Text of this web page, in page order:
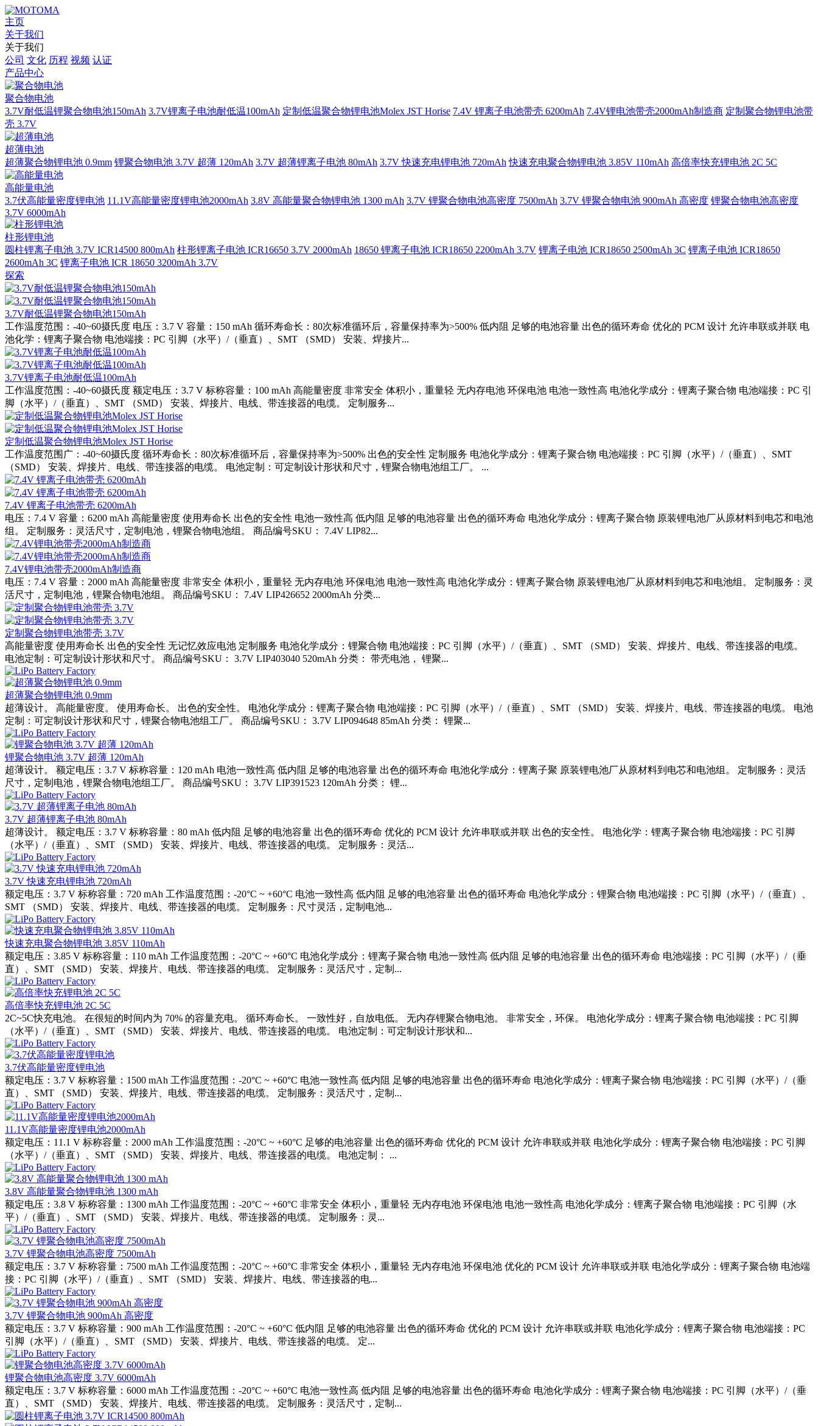
主页
关于我们
关于我们
公司 文化 历程 视频 认证
产品中心
聚合物电池
3.7V耐低温锂聚合物电池150mAh 3.7V锂离子电池耐低温100mAh 定制低温聚合物锂电池Molex JST Horise 7.4V 锂离子电池带壳 6200mAh 7.4V锂电池带壳2000mAh制造商 定制聚合物锂电池带
壳 3.7V
超薄电池
超薄聚合物锂电池 0.9mm 锂聚合物电池 3.7V 超薄 120mAh 3.7V 超薄锂离子电池 80mAh 3.7V 快速充电锂电池 720mAh 快速充电聚合物锂电池 3.85V 110mAh 高倍率快充锂电池 2C 5C
高能量电池
3.7伏高能量密度锂电池 11.1V高能量密度锂电池2000mAh 3.8V 高能量聚合物锂电池 1300 mAh 3.7V 锂聚合物电池高密度 7500mAh 3.7V 锂聚合物电池 900mAh 高密度 锂聚合物电池高密度
3.7V 6000mAh
柱形锂电池
圆柱锂离子电池 3.7V ICR14500 800mAh 柱形锂离子电池 ICR16650 3.7V 2000mAh 18650 锂离子电池 ICR18650 2200mAh 3.7V 锂离子电池 ICR18650 2500mAh 3C 锂离子电池 ICR18650
2600mAh 3C 锂离子电池 ICR 18650 3200mAh 3.7V
探索
3.7V耐低温锂聚合物电池150mAh
工作温度范围：-40~60摄氏度 电压：3.7 V 容量：150 mAh 循环寿命长：80次标准循环后，容量保持率为>500% 低内阻 足够的电池容量 出色的循环寿命 优化的 PCM 设计 允许串联或并联 电
池化学：锂离子聚合物 电池端接：PC 引脚（水平）/（垂直）、SMT （SMD） 安装、焊接片...
3.7V锂离子电池耐低温100mAh
工作温度范围：-40~60摄氏度 额定电压：3.7 V 标称容量：100 mAh 高能量密度 非常安全 体积小，重量轻 无内存电池 环保电池 电池一致性高 电池化学成分：锂离子聚合物 电池端接：PC 引
脚（水平）/（垂直）、SMT （SMD） 安装、焊接片、电线、带连接器的电缆。 定制服务...
定制低温聚合物锂电池Molex JST Horise
工作温度范围广：-40~60摄氏度 循环寿命长：80次标准循环后，容量保持率为>500% 出色的安全性 定制服务 电池化学成分：锂离子聚合物 电池端接：PC 引脚（水平）/（垂直）、SMT
（SMD） 安装、焊接片、电线、带连接器的电缆。 电池定制：可定制设计形状和尺寸，锂聚合物电池组工厂。 ...
7.4V 锂离子电池带壳 6200mAh
电压：7.4 V 容量：6200 mAh 高能量密度 使用寿命长 出色的安全性 电池一致性高 低内阻 足够的电池容量 出色的循环寿命 电池化学成分：锂离子聚合物 原装锂电池厂从原材料到电芯和电池
组。 定制服务：灵活尺寸，定制电池，锂聚合物电池组。 商品编号SKU： 7.4V LIP82...
7.4V锂电池带壳2000mAh制造商
电压：7.4 V 容量：2000 mAh 高能量密度 非常安全 体积小，重量轻 无内存电池 环保电池 电池一致性高 电池化学成分：锂离子聚合物 原装锂电池厂从原材料到电芯和电池组。 定制服务：灵
活尺寸，定制电池，锂聚合物电池组。 商品编号SKU： 7.4V LIP426652 2000mAh 分类...
定制聚合物锂电池带壳 3.7V
高能量密度 使用寿命长 出色的安全性 无记忆效应电池 定制服务 电池化学成分：锂聚合物 电池端接：PC 引脚（水平）/（垂直）、SMT （SMD） 安装、焊接片、电线、带连接器的电缆。
电池定制：可定制设计形状和尺寸。 商品编号SKU： 3.7V LIP403040 520mAh 分类： 带壳电池， 锂聚...
超薄聚合物锂电池 0.9mm
超薄设计。 高能量密度。 使用寿命长。 出色的安全性。 电池化学成分：锂离子聚合物 电池端接：PC 引脚（水平）/（垂直）、SMT （SMD） 安装、焊接片、电线、带连接器的电缆。 电池
定制：可定制设计形状和尺寸，锂聚合物电池组工厂。 商品编号SKU： 3.7V LIP094648 85mAh 分类： 锂聚...
锂聚合物电池 3.7V 超薄 120mAh
超薄设计。 额定电压：3.7 V 标称容量：120 mAh 电池一致性高 低内阻 足够的电池容量 出色的循环寿命 电池化学成分：锂离子聚 原装锂电池厂从原材料到电芯和电池组。 定制服务：灵活
尺寸，定制电池，锂聚合物电池组工厂。 商品编号SKU： 3.7V LIP391523 120mAh 分类： 锂...
3.7V 超薄锂离子电池 80mAh
超薄设计。 额定电压：3.7 V 标称容量：80 mAh 低内阻 足够的电池容量 出色的循环寿命 优化的 PCM 设计 允许串联或并联 出色的安全性。 电池化学：锂离子聚合物 电池端接：PC 引脚
（水平）/（垂直）、SMT （SMD） 安装、焊接片、电线、带连接器的电缆。 定制服务：灵活...
3.7V 快速充电锂电池 720mAh
额定电压：3.7 V 标称容量：720 mAh 工作温度范围：-20°C ~ +60°C 电池一致性高 低内阻 足够的电池容量 出色的循环寿命 电池化学成分：锂聚合物 电池端接：PC 引脚（水平）/（垂直）、
SMT （SMD） 安装、焊接片、电线、带连接器的电缆。 定制服务：尺寸灵活，定制电池...
快速充电聚合物锂电池 3.85V 110mAh
额定电压：3.85 V 标称容量：110 mAh 工作温度范围：-20°C ~ +60°C 电池化学成分：锂离子聚合物 电池一致性高 低内阻 足够的电池容量 出色的循环寿命 电池端接：PC 引脚（水平）/（垂
直）、SMT （SMD） 安装、焊接片、电线、带连接器的电缆。 定制服务：灵活尺寸，定制...
高倍率快充锂电池 2C 5C
2C~5C快充电池。 在很短的时间内为 70% 的容量充电。 循环寿命长。 一致性好，自放电低。 无内存锂聚合物电池。 非常安全，环保。 电池化学成分：锂离子聚合物 电池端接：PC 引脚
（水平）/（垂直）、SMT （SMD） 安装、焊接片、电线、带连接器的电缆。 电池定制：可定制设计形状和...
3.7伏高能量密度锂电池
额定电压：3.7 V 标称容量：1500 mAh 工作温度范围：-20°C ~ +60°C 电池一致性高 低内阻 足够的电池容量 出色的循环寿命 电池化学成分：锂离子聚合物 电池端接：PC 引脚（水平）/（垂
直）、SMT （SMD） 安装、焊接片、电线、带连接器的电缆。 定制服务：灵活尺寸，定制...
11.1V高能量密度锂电池2000mAh
额定电压：11.1 V 标称容量：2000 mAh 工作温度范围：-20°C ~ +60°C 足够的电池容量 出色的循环寿命 优化的 PCM 设计 允许串联或并联 电池化学成分：锂离子聚合物 电池端接：PC 引脚
（水平）/（垂直）、SMT （SMD） 安装、焊接片、电线、带连接器的电缆。 电池定制： ...
3.8V 高能量聚合物锂电池 1300 mAh
额定电压：3.8 V 标称容量：1300 mAh 工作温度范围：-20°C ~ +60°C 非常安全 体积小，重量轻 无内存电池 环保电池 电池一致性高 电池化学成分：锂离子聚合物 电池端接：PC 引脚（水
平）/（垂直）、SMT （SMD） 安装、焊接片、电线、带连接器的电缆。 定制服务：灵...
3.7V 锂聚合物电池高密度 7500mAh
额定电压：3.7 V 标称容量：7500 mAh 工作温度范围：-20°C ~ +60°C 非常安全 体积小，重量轻 无内存电池 环保电池 优化的 PCM 设计 允许串联或并联 电池化学成分：锂离子聚合物 电池端
接：PC 引脚（水平）/（垂直）、SMT （SMD） 安装、焊接片、电线、带连接器的电...
3.7V 锂聚合物电池 900mAh 高密度
额定电压：3.7 V 标称容量：900 mAh 工作温度范围：-20°C ~ +60°C 低内阻 足够的电池容量 出色的循环寿命 优化的 PCM 设计 允许串联或并联 电池化学成分：锂离子聚合物 电池端接：PC
引脚（水平）/（垂直）、SMT （SMD） 安装、焊接片、电线、带连接器的电缆。 定...
锂聚合物电池高密度 3.7V 6000mAh
额定电压：3.7 V 标称容量：6000 mAh 工作温度范围：-20°C ~ +60°C 电池一致性高 低内阻 足够的电池容量 出色的循环寿命 电池化学成分：锂离子聚合物 电池端接：PC 引脚（水平）/（垂
直）、SMT （SMD） 安装、焊接片、电线、带连接器的电缆。 定制服务：灵活尺寸，定制...